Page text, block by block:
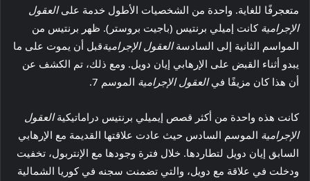
متعجرفًا للغاية. واحدة من الشخصيات الأطول خدمة علىالعقول
الإجرامية كانت إميلي برنتيس (باجيت بروستر). ظهر برنتيس من
المواسم الثانية إلى السادسةالعقول الإجراميةقبل أن يموت على ما
يبدو أثناء القبض على الإرهابي إيان دويل. ومع ذلك، تم الكشف عن
أن هذا كان مزيفًا فيالعقول الإجرامية الموسم 7.
كانت هذه واحدة من أكثر قصص إيميلي برنتيس دراماتيكيةالعقول
الإجرامية الموسم السادس حيث عادت علاقتها القديمة مع الإرهابي
السابق إيان دويل لتطاردها. خلال فترة وجودها مع الإنتربول، تخفيت
ودخلت في علاقة مع دويل، والتي تضمنت سجنه في كوريا الشمالية